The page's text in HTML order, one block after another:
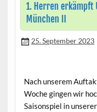
1. Herren erkämpft
München II
25. September 2023
Nach unserem
Woche gingen wir
Saisonspiel in